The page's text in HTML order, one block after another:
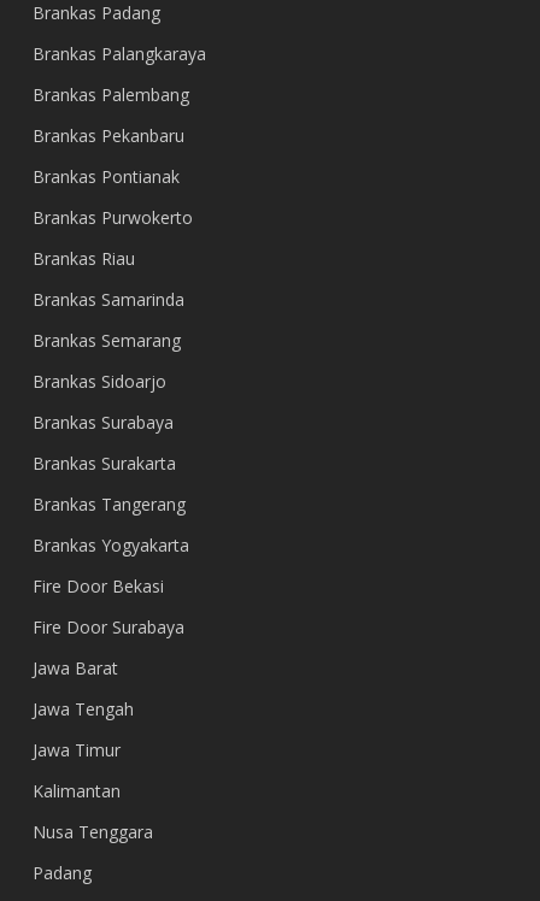
Brankas Padang
Brankas Palangkaraya
Brankas Palembang
Brankas Pekanbaru
Brankas Pontianak
Brankas Purwokerto
Brankas Riau
Brankas Samarinda
Brankas Semarang
Brankas Sidoarjo
Brankas Surabaya
Brankas Surakarta
Brankas Tangerang
Brankas Yogyakarta
Fire Door Bekasi
Fire Door Surabaya
Jawa Barat
Jawa Tengah
Jawa Timur
Kalimantan
Nusa Tenggara
Padang